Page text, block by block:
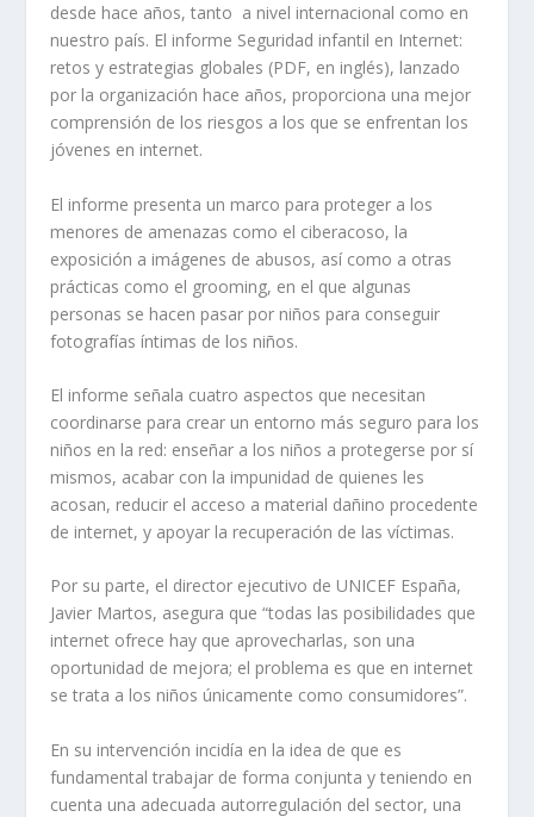
desde hace años, tanto a nivel internacional como en
nuestro país. El informe Seguridad infantil en Internet:
retos y estrategias globales (PDF, en inglés), lanzado
por la organización hace años, proporciona una mejor
comprensión de los riesgos a los que se enfrentan los
jóvenes en internet.
El informe presenta un marco para proteger a los
menores de amenazas como el ciberacoso, la
exposición a imágenes de abusos, así como a otras
prácticas como el grooming, en el que algunas
personas se hacen pasar por niños para conseguir
fotografías íntimas de los niños.
El informe señala cuatro aspectos que necesitan
coordinarse para crear un entorno más seguro para los
niños en la red: enseñar a los niños a protegerse por sí
mismos, acabar con la impunidad de quienes les
acosan, reducir el acceso a material dañino procedente
de internet, y apoyar la recuperación de las víctimas.
Por su parte, el director ejecutivo de UNICEF España,
Javier Martos, asegura que “todas las posibilidades que
internet ofrece hay que aprovecharlas, son una
oportunidad de mejora; el problema es que en internet
se trata a los niños únicamente como consumidores”.
En su intervención incidía en la idea de que es
fundamental trabajar de forma conjunta y teniendo en
cuenta una adecuada autorregulación del sector, una